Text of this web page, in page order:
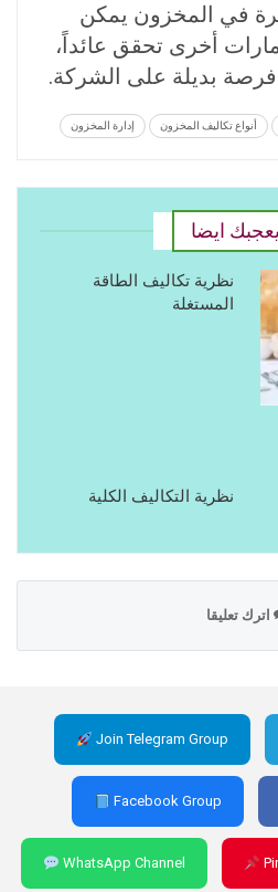
في المخزون يمكن
أخرى تحقق عائداً،
فرصة بديلة على الشركة.
أنواع تكاليف المخزون إدارة المخزون
ايضا
نظرية تكاليف الطاقة
المستغلة
نظرية التكاليف الكلية
اترك تعليقا
Join Telegram Group
Facebook Group
WhatsApp Channel